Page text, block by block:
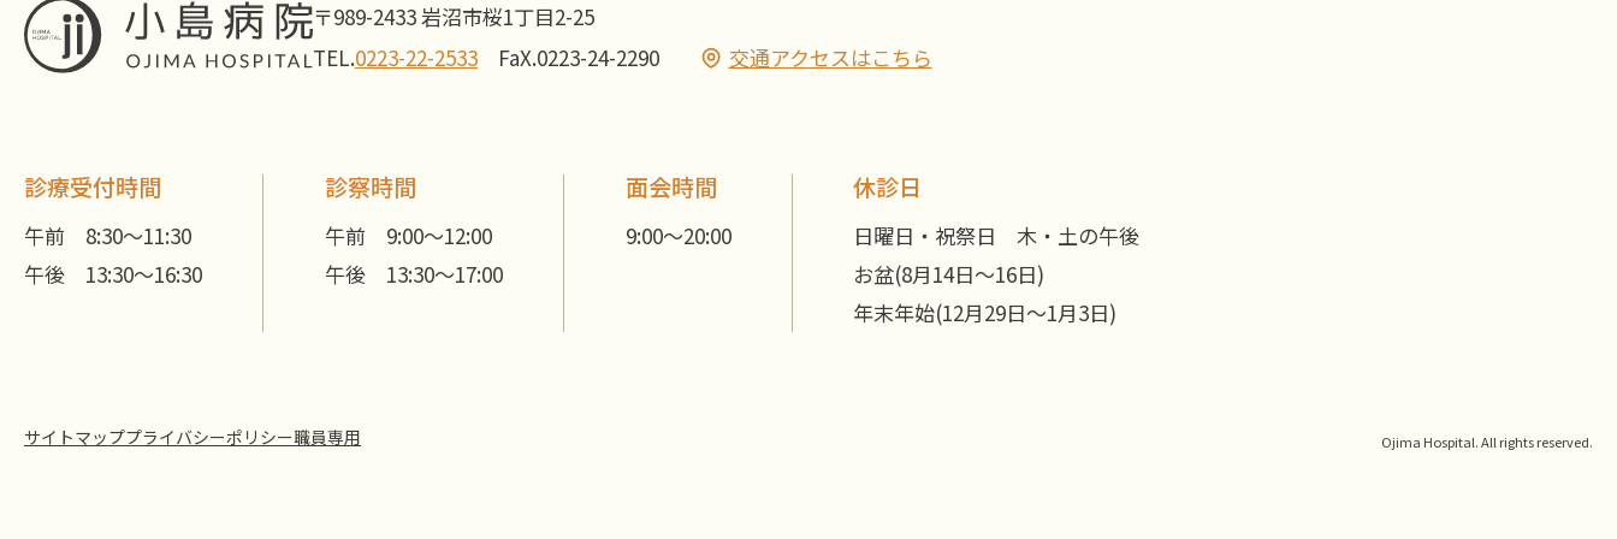
〒989-2433 岩沼市桜1丁目2-25
TEL.0223-22-2533 FaX.0223-24-2290 交通アクセスはこちら
診療受付時間
午前 8:30～11:30
午後 13:30～16:30
診察時間
午前 9:00～12:00
午後 13:30～17:00
面会時間
9:00～20:00
休診日
日曜日・祝祭日 木・土の午後
お盆(8月14日～16日)
年末年始(12月29日～1月3日)
サイトマッププライバシーポリシー職員専用 Ojima Hospital. All rights reserved.